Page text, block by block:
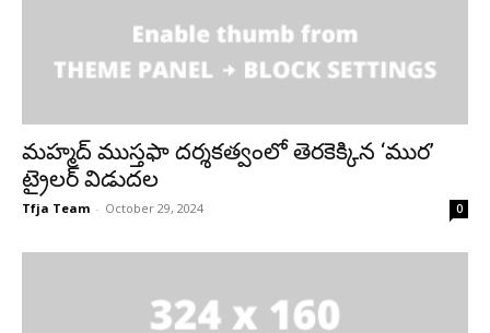
మ‌హ్మ‌ద్ ముస్త‌ఫా ద‌ర్శ‌క‌త్వంలో తెర‌కెక్కిన‌ ‘ముర’
ట్రైల‌ర్ విడుద‌ల‌
Tfja Team - October 29, 2024 0